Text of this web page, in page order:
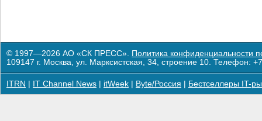
© 1997—2026 АО «СК ПРЕСС». Политика конфиденциальности
109147 г. Москва, ул. Марксистская, 34, строение 10. Телефон:
ITRN IT Channel News itWeek Byte/Россия Бестселлеры IT-